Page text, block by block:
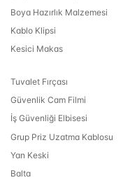
Boya Hazırlık Malzemesi
Kablo Klipsi
Kesici Makas
Tuvalet Fırçası
Güvenlik Cam Filmi
İş Güvenliği Elbisesi
Grup Priz Uzatma Kablosu
Yan Keski
Balta